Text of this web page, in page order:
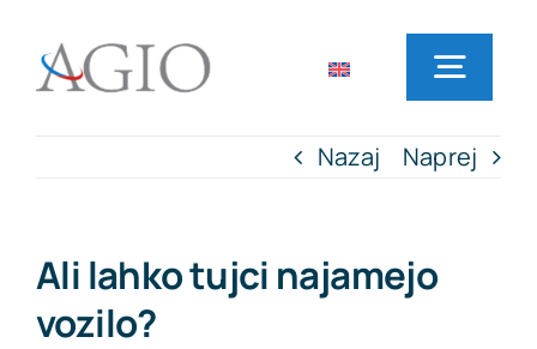
content
Najem vozil
Nazaj Naprej
Ali lahko tujci najamejo
vozilo?